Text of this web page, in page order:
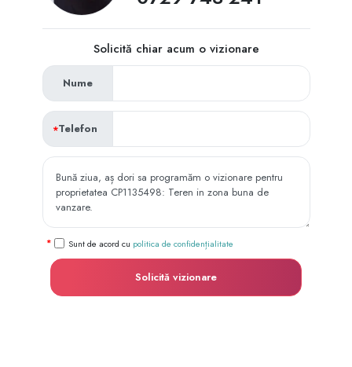
Solicită chiar acum o vizionare
Nume
Telefon
Sunt de acord cu politica de confidențialitate
Solicită vizionare